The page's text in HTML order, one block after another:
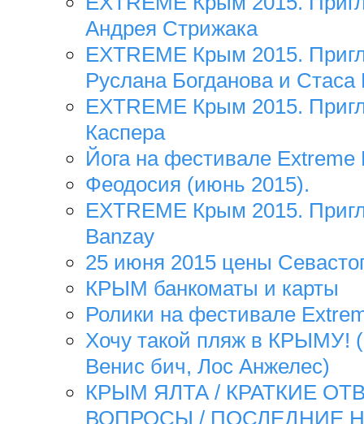
Андрея Стрижака
EXTREME Крым 2015.
Руслана Богданова и Стаса
EXTREME Крым 2015.
Каспера
Йога на фестивале
Феодосия (июнь 2015).
EXTREME Крым 2015.
Banzay
25 июня 2015 цены
КРЫМ банкоматы и карты
Ролики на фестивале
Хочу такой пляж в КРЫМУ!
Венис бич, Лос Анжелес)
КРЫМ ЯЛТА / КРАТКИЕ
ВОПРОСЫ / ПОСЛЕДНИЕ